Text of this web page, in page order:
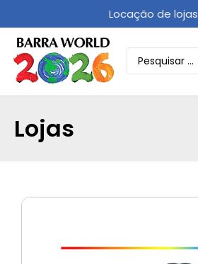
Locação de lojas
Lojas